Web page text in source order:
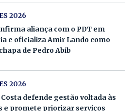
2026
aliança com o PDT em
e oficializa Amir Lando como
de Pedro Abib
2026
defende gestão voltada às
e promete priorizar serviços